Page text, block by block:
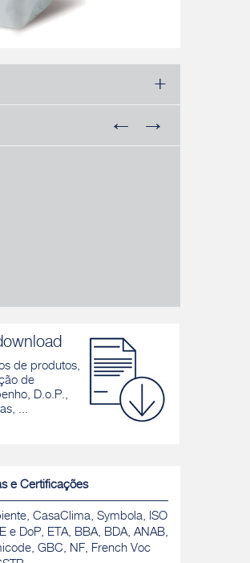
de produtos,
de
D.o.P.,
...
e Certificações
CasaClima, Symbola, ISO
e DoP, ETA, BBA, BDA, ANAB,
GBC, NF, French Voc